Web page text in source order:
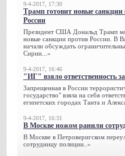
9-4-2017, 17:30
Трамп готовит новые санкции
России
Президент США Дональд Трамп
новые санкции против России. В
начали обсуждать
Сирии...»
9-4-2017, 16:46
"ИГ" взяло ответственность
Запрещенная в России
государство" взяла на себя
египетских городах Танта и
9-4-2017, 16:31
В Москве ножом ранили
В Москве в Петроверигском
сотрудницу полиции..»